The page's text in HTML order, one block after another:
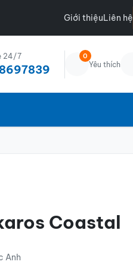
Giới thiệuLiên hệ
24/7 0
Yêu thích
Coastal
Anh